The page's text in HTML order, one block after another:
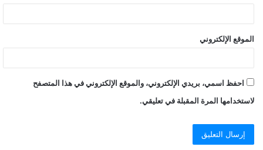
الموقع الإلكتروني
احفظ اسمي، بريدي الإلكتروني، والموقع الإلكتروني في هذا المتصفح
لاستخدامها المرة المقبلة في تعليقي.